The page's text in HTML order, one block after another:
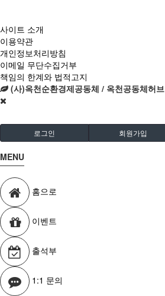
사이트 소개
이용약관
개인정보처리방침
이메일 무단수집거부
책임의 한계와 법적고지
(사)옥천순환경제공동체 / 옥천공동체허브
로그인 회원가입
MENU
홈으로
이벤트
출석부
1:1 문의